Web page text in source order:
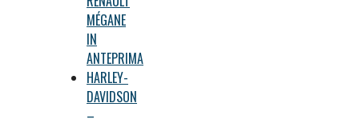
MÉGANE
IN
ANTEPRIMA
HARLEY-
DAVIDSON